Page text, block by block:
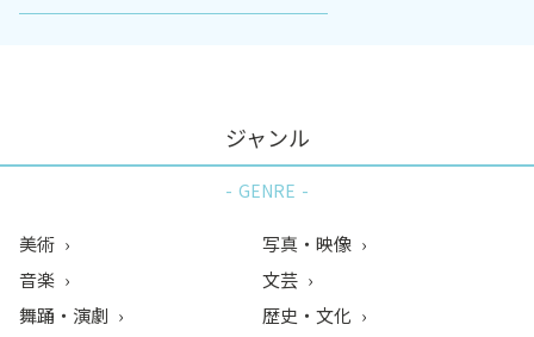
ジャンル
GENRE
美術
音楽
舞踊・演劇
写真・映像
文芸
歴史・文化